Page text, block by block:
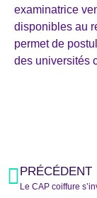
examinatrice
disponibles au
permet de
des universités
PRÉCÉDENT